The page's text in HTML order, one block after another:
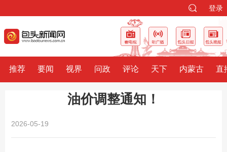
登录
推荐 要闻 视界 问政 评论 天下 内蒙古 直
油价调整通知！
2026-05-19